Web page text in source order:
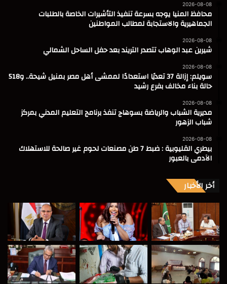
2026-08-08
محافظ المنيا يوجه بسرعة تنفيذ التأشيرات الخاصة بالطلبات
الجماهيرية والاستجابة لمطالب المواطنين
2026-08-08
شيرين عبد الوهاب تتصدر التريند بعد حفل الساحل الشمالي
2026-08-08
سويلم: إزالة 37 تعديًا استعدادًا لممشى أهل مصر بمنيل شيحة.. و518
حالة بناء مخالف بفرع رشيد
2026-08-08
مديرية الشباب والرياضة بسوهاج تنفذ برنامج التعليم المدني بمركز
شباب الزهور
2026-08-08
بيطري القليوبية : ضبط 7 طن مصنعات لحوم غير صالحة للاستهلاك
الآدمى بالعبور
أخر الأخبار